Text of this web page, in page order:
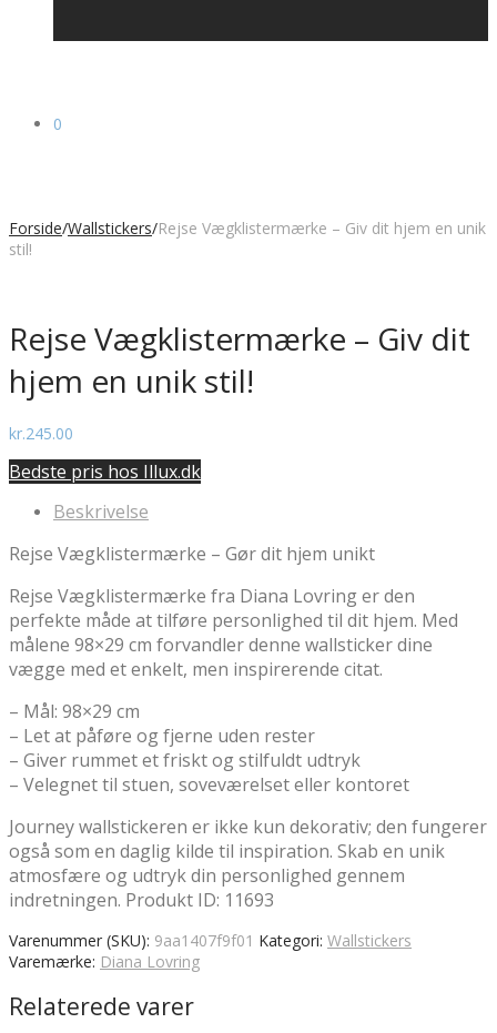
0
Forside/Wallstickers/Rejse Vægklistermærke – Giv dit hjem en unik
stil!
Rejse Vægklistermærke – Giv dit
hjem en unik stil!
kr.245.00
Bedste pris hos Illux.dk
Beskrivelse
Rejse Vægklistermærke – Gør dit hjem unikt
Rejse Vægklistermærke fra Diana Lovring er den
perfekte måde at tilføre personlighed til dit hjem. Med
målene 98×29 cm forvandler denne wallsticker dine
vægge med et enkelt, men inspirerende citat.
– Mål: 98×29 cm
– Let at påføre og fjerne uden rester
– Giver rummet et friskt og stilfuldt udtryk
– Velegnet til stuen, soveværelset eller kontoret
Journey wallstickeren er ikke kun dekorativ; den fungerer
også som en daglig kilde til inspiration. Skab en unik
atmosfære og udtryk din personlighed gennem
indretningen. Produkt ID: 11693
Varenummer (SKU): 9aa1407f9f01 Kategori: Wallstickers
Varemærke: Diana Lovring
Relaterede varer